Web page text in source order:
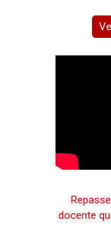
docente